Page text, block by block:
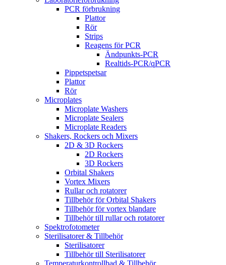
PCR förbrukning
Plattor
Rör
Strips
Reagens för PCR
Ändpunkts-PCR
Realtids-PCR/qPCR
Pippetspetsar
Plattor
Rör
Microplates
Microplate Washers
Microplate Sealers
Microplate Readers
Shakers, Rockers och Mixers
2D & 3D Rockers
2D Rockers
3D Rockers
Orbital Shakers
Vortex Mixers
Rullar och rotatorer
Tillbehör för Orbital Shakers
Tillbehör för vortex blandare
Tillbehör till rullar och rotatorer
Spektrofotometer
Sterilisatorer & Tillbehör
Sterilisatorer
Tillbehör till Sterilisatorer
Temperaturkontrollbad & Tillbehör